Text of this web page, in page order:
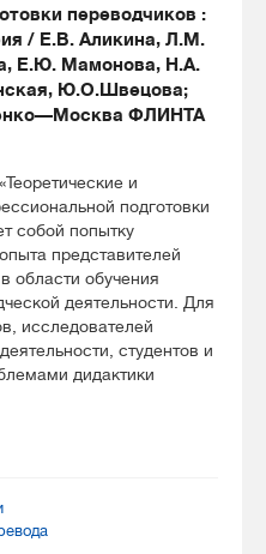
переводчиков :
/ Е.В. Аликина, Л.М.
Е.Ю. Мамонова, Н.А.
Ю.О.Швецова;
ФЛИНТА
и
подготовки
собой попытку
представителей
области обучения
деятельности. Для
исследователей
студентов и
дидактики